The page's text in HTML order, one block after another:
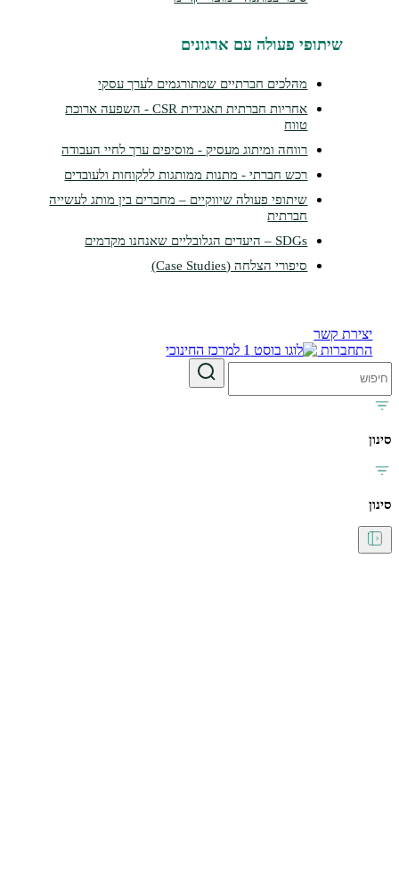
שיתופי פעולה עם ארגונים
מהלכים חברתיים שמתורגמים לערך עסקי
אחריות חברתית תאגידית CSR - השפעה ארוכת
רווחה ומיתוג מעסיק - מוסיפים ערך לחיי העבודה
רכש חברתי - מתנות ממותגות ללקוחות ולעובדים
שיתופי פעולה שיווקיים – מחברים בין מותג לעשייה
חברתית
SDGs – היעדים הגלובליים שאנחנו מקדמים
סיפורי הצלחה (Case Studies)
קשר
למרכז החינוכי